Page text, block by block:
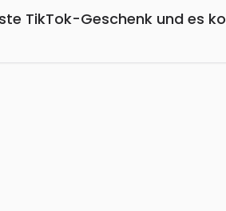
TikTok-Geschenk und es